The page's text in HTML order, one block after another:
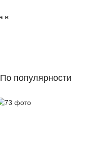
По популярности